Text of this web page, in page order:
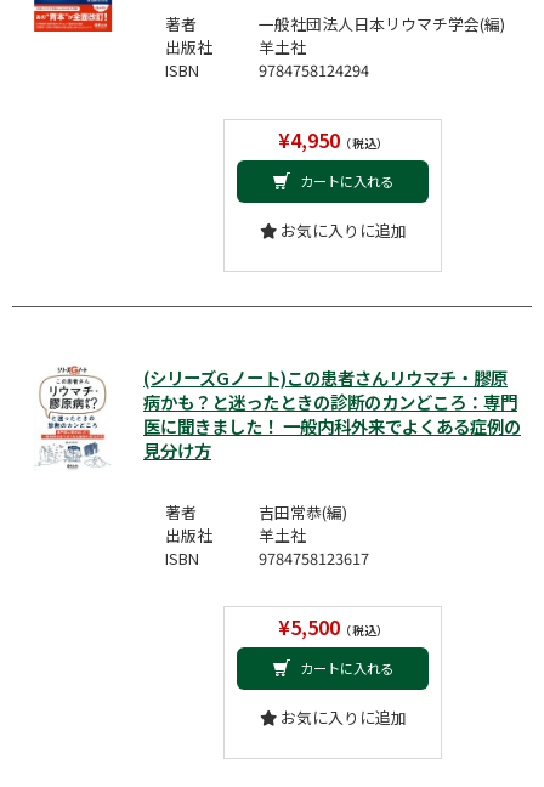
著者
一般社団法人日本リウマチ学会(編)
出版社
羊土社
ISBN
9784758124294
¥4,950（税込）
カートに入れる
お気に入りに追加
(シリーズGノート)この患者さんリウマチ・膠原
病かも？と迷ったときの診断のカンどころ：専門
医に聞きました！ 一般内科外来でよくある症例の
見分け方
著者
吉田常恭(編)
出版社
羊土社
ISBN
9784758123617
¥5,500（税込）
カートに入れる
お気に入りに追加